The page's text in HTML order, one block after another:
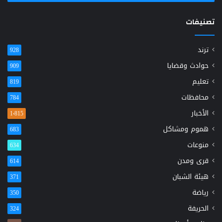
تصنيفات
ترند 928
حوادث وقضايا 909
تعليم 819
محافظات 784
الأخبار 1٬815
هموم ومشاكل 683
منوعات 634
قرى ومدن 614
هيئة الشبان 371
رياضة 350
الحريفة 324